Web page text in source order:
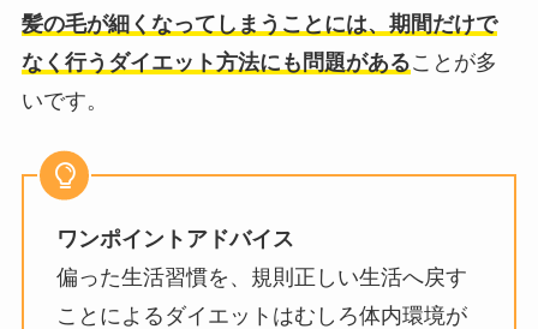
髪の毛が細くなってしまうことには、期間だけで
なく行うダイエット方法にも問題があることが多
いです。
ワンポイントアドバイス
偏った生活習慣を、規則正しい生活へ戻す
ことによるダイエットはむしろ体内環境が